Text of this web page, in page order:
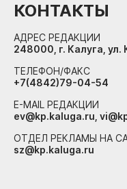
КОНТАКТЫ
АДРЕС РЕДАКЦИИ
248000, г. Калуга,
ТЕЛЕФОН/ФАКС
+7(4842)79-04-54
E-MAIL РЕДАКЦИИ
ev@kp.kaluga.ru,
ОТДЕЛ РЕКЛАМЫ НА
sz@kp.kaluga.ru